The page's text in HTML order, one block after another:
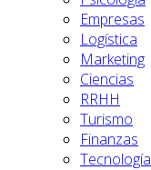
Empresas
Logística
Marketing
Ciencias
RRHH
Turismo
Finanzas
Tecnología